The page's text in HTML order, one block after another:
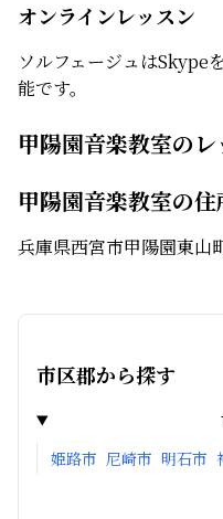
オンラインレッスン
ソルフェージュはSkype
能です。
甲陽園音楽教室の
甲陽園音楽教室の住
兵庫県西宮市甲陽園東山
市区郡から探す
姫路市 尼崎市 明石市